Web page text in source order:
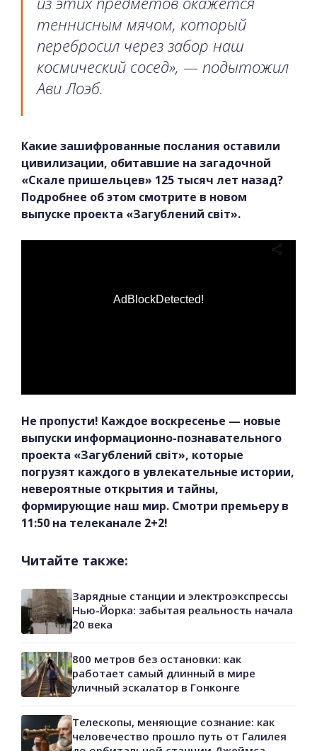
теннисным мячом, который
перебросил через забор наш
космический сосед», — подытожил
Ави Лоэб.
Какие зашифрованные послания оставили
цивилизации, обитавшие на загадочной
«Скале пришельцев» 125 тысяч лет назад?
Подробнее об этом смотрите в новом
выпуске проекта «Загублений світ».
AdBlockDetected!
Не пропусти! Каждое воскресенье — новые
выпуски информационно-познавательного
проекта «Загублений світ», которые
погрузят каждого в увлекательные истории,
невероятные открытия и тайны,
формирующие наш мир. Смотри премьеру в
11:50 на телеканале 2+2!
Читайте также:
Зарядные станции и электроэкспрессы
Нью-Йорка: забытая реальность начала
20 века
800 метров без остановки: как
работает самый длинный в мире
уличный эскалатор в Гонконге
Телескопы, меняющие сознание: как
человечество прошло путь от Галилея